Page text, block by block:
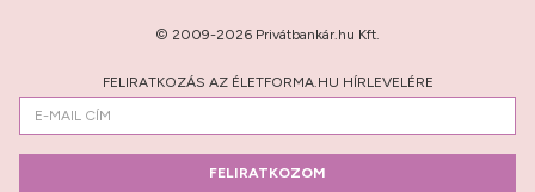
© 2009-2026 Privátbankár.hu Kft.
FELIRATKOZÁS AZ ÉLETFORMA.HU HÍRLEVELÉRE
FELIRATKOZOM